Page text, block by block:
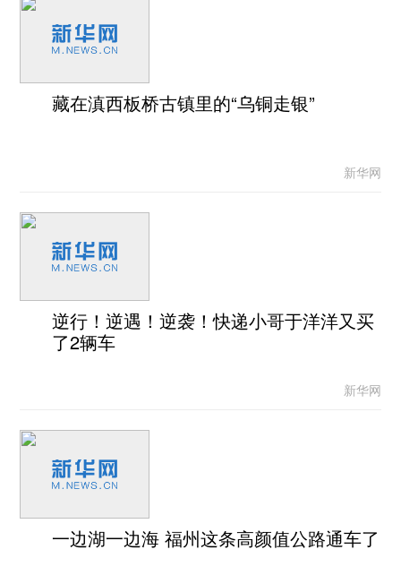
藏在滇西板桥古镇里的“乌铜走银”
新华网
逆行！逆遇！逆袭！快递小哥于洋洋又买
了2辆车
新华网
一边湖一边海 福州这条高颜值公路通车了